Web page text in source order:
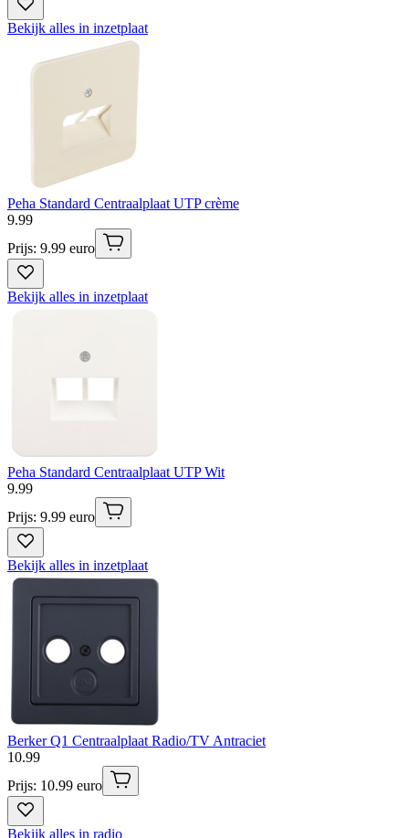
Bekijk alles in inzetplaat
Peha Standard Centraalplaat UTP crème
9.99
Prijs: 9.99 euro
Bekijk alles in inzetplaat
Peha Standard Centraalplaat UTP Wit
9.99
Prijs: 9.99 euro
Bekijk alles in inzetplaat
Berker Q1 Centraalplaat Radio/TV Antraciet
10.99
Prijs: 10.99 euro
Bekijk alles in radio